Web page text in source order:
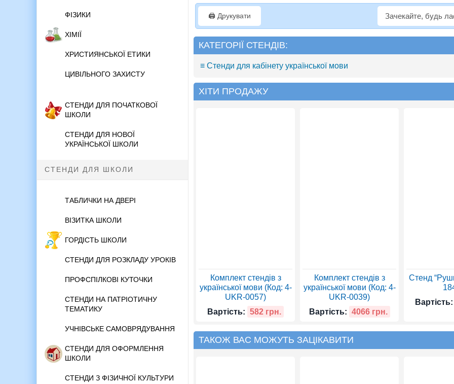
ФІЗИКИ
ХІМІЇ
ХРИСТИЯНСЬКОЇ ЕТИКИ
ЦИВІЛЬНОГО ЗАХИСТУ
СТЕНДИ ДЛЯ ПОЧАТКОВОЇ
ШКОЛИ
СТЕНДИ ДЛЯ НОВОЇ
УКРАЇНСЬКОЇ ШКОЛИ
СТЕНДИ ДЛЯ ШКОЛИ
ТАБЛИЧКИ НА ДВЕРІ
ВІЗИТКА ШКОЛИ
ГОРДІСТЬ ШКОЛИ
СТЕНДИ ДЛЯ РОЗКЛАДУ УРОКІВ
ПРОФСПІЛКОВІ КУТОЧКИ
СТЕНДИ НА ПАТРІОТИЧНУ
ТЕМАТИКУ
УЧНІВСЬКЕ САМОВРЯДУВАННЯ
СТЕНДИ ДЛЯ ОФОРМЛЕННЯ
ШКОЛИ
СТЕНДИ З ФІЗИЧНОЇ КУЛЬТУРИ
🖨️ Друкувати Зачекайте, будь
КАТЕГОРІЇ СТЕНДІВ:
≡ Стенди для кабінету української мови
ХІТИ ПРОДАЖУ
Комплект стендів з
української мови (Код: 4-
UKR-0057)
Вартість: 582 грн.
Комплект стендів з
української мови (Код: 4-
UKR-0039)
Вартість: 4066 грн.
Стенд
Вартість:
ТАКОЖ ВАС МОЖУТЬ ЗАЦІКАВИТИ